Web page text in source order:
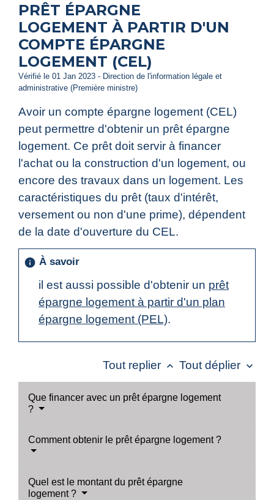
PRÊT ÉPARGNE
LOGEMENT À PARTIR D'UN
COMPTE ÉPARGNE
LOGEMENT (CEL)
Vérifié le 01 Jan 2023 - Direction de l'information légale et
administrative (Première ministre)
Avoir un compte épargne logement (CEL)
peut permettre d'obtenir un prêt épargne
logement. Ce prêt doit servir à financer
l'achat ou la construction d'un logement, ou
encore des travaux dans un logement. Les
caractéristiques du prêt (taux d'intérêt,
versement ou non d'une prime), dépendent
de la date d'ouverture du CEL.
info À savoir
il est aussi possible d'obtenir un prêt
épargne logement à partir d'un plan
épargne logement (PEL).
Tout replier keyboard_arrow_up Tout déplier keyboard_arrow_down
Que financer avec un prêt épargne logement
?
Comment obtenir le prêt épargne logement ?
Quel est le montant du prêt épargne
logement ?